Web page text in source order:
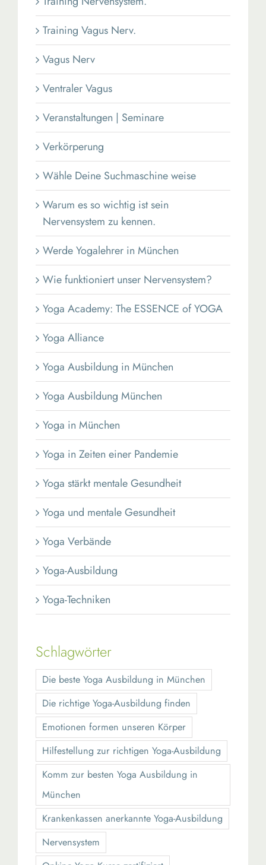
Training Vagus Nerv.
Vagus Nerv
Ventraler Vagus
Veranstaltungen | Seminare
Verkörperung
Wähle Deine Suchmaschine weise
Warum es so wichtig ist sein
Nervensystem zu kennen.
Werde Yogalehrer in München
Wie funktioniert unser Nervensystem?
Yoga Academy: The ESSENCE of YOGA
Yoga Alliance
Yoga Ausbildung in München
Yoga Ausbildung München
Yoga in München
Yoga in Zeiten einer Pandemie
Yoga stärkt mentale Gesundheit
Yoga und mentale Gesundheit
Yoga Verbände
Yoga-Ausbildung
Yoga-Techniken
Schlagwörter
Die beste Yoga Ausbildung in München
Die richtige Yoga-Ausbildung finden
Emotionen formen unseren Körper
Hilfestellung zur richtigen Yoga-Ausbildung
Komm zur besten Yoga Ausbildung in
München
Krankenkassen anerkannte Yoga-Ausbildung
Nervensystem